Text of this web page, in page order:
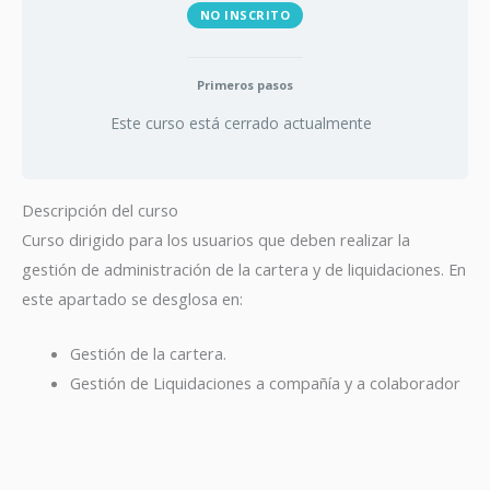
NO INSCRITO
Primeros pasos
Este curso está cerrado actualmente
Descripción del curso
Curso dirigido para los usuarios que deben realizar la
gestión de administración de la cartera y de liquidaciones. En
este apartado se desglosa en:
Gestión de la cartera.
Gestión de Liquidaciones a compañía y a colaborador